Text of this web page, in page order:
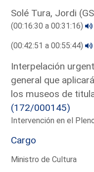
Solé Tura, Jordi
(00:16:30 a 00:31:16)
(00:42:51 a 00:55:44)
Interpelación
general que
los museos de
(172/000145)
Intervención en el
Cargo
Ministro de Cultura